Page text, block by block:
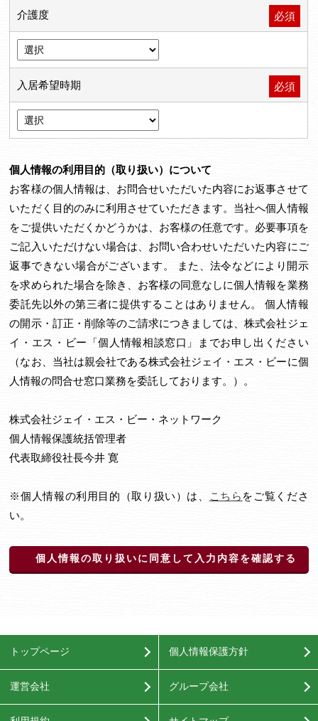
介護度 必須
入居希望時期 必須
個人情報の利用目的（取り扱い）について
お客様の個人情報は、お問合せいただいた内容にお返事させて
いただく目的のみに利用させていただきます。当社へ個人情報
をご提供いただくかどうかは、お客様の任意です。必要事項を
ご記入いただけない場合は、お問い合わせいただいた内容にご
返事できない場合がございます。 また、法令などにより開示
を求められた場合を除き、お客様の同意なしに個人情報を業務
委託先以外の第三者に提供することはありません。 個人情報
の開示・訂正・削除等のご請求につきましては、株式会社ジェ
イ・エス・ビー「個人情報相談窓口」までお申し出ください
（なお、当社は親会社である株式会社ジェイ・エス・ビーに個
人情報の問合せ窓口業務を委託しております。）。
株式会社ジェイ・エス・ビー・ネットワーク
個人情報保護統括管理者
代表取締役社長今井 寛
※個人情報の利用目的（取り扱い）は、 こちら をご覧くださ
い。
個人情報の取り扱いに同意して入力内容を確認する
トップページ 個人情報保護方針
運営会社 グループ会社